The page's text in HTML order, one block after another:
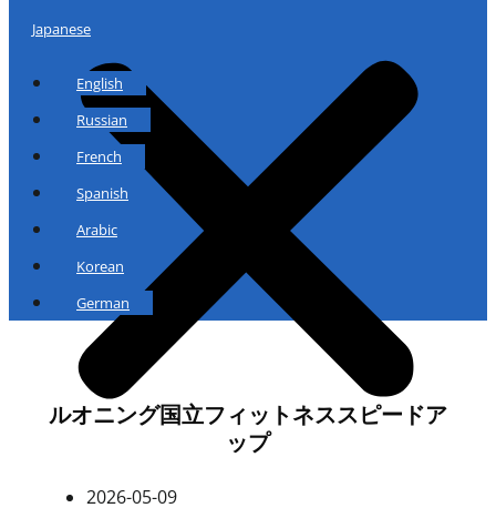
Japanese
English
Russian
French
Spanish
Arabic
Korean
German
ルオニング国立フィットネススピードア
ップ
2026-05-09